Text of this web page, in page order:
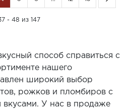
- 48 из 147
способ справиться с
нашего
широкий выбор
рожков и пломбиров с
вкусами. У нас в продаже